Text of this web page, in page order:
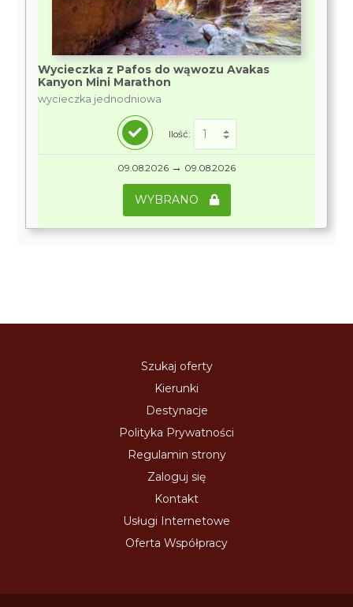
Wycieczka z Pafos do wąwozu Avakas
Kanyon Mini Marathon
wycieczka jednodniowa
Ilość:
09.08.2026 → 09.08.2026
WYBRANO
Szukaj oferty
Kierunki
Destynacje
Polityka Prywatności
Regulamin strony
Zaloguj się
Kontakt
Usługi Internetowe
Oferta Współpracy